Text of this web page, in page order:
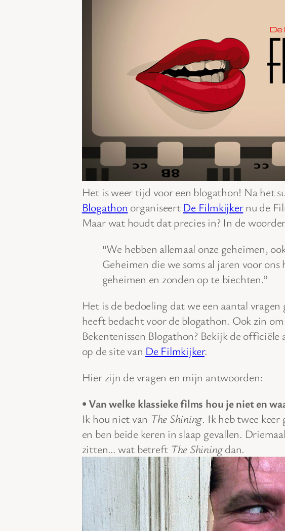
Het is weer tijd voor een blogathon! Na het
Blogathon organiseert De Filmkijkernu de
Maar wat houdt dat precies in? In de
“We hebben allemaal onze geheimen,
Geheimen die we soms al jaren voor
geheimen en zonden op te biechten.”
Het is de bedoeling dat we een aantal
heeft bedacht voor de blogathon. Ook zin
Bekentenissen Blogathon? Bekijk de
op de site van De Filmkijker.
Hier zijn de vragen en mijn antwoorden:
• Van welke klassieke films hou je niet en
Ik hou niet van The Shining. Ik heb twee
en ben beide keren in slaap gevallen.
zitten… wat betreft The Shiningdan.